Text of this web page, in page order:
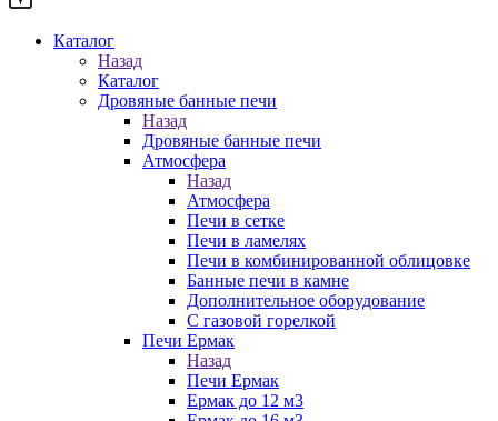
Каталог
Назад
Каталог
Дровяные банные печи
Назад
Дровяные банные печи
Атмосфера
Назад
Атмосфера
Печи в сетке
Печи в ламелях
Печи в комбинированной облицовке
Банные печи в камне
Дополнительное оборудование
С газовой горелкой
Печи Ермак
Назад
Печи Ермак
Ермак до 12 м3